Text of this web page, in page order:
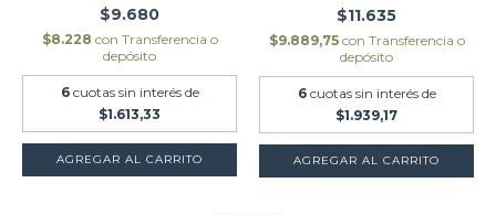
$9.680
$8.228 con Transferencia o
depósito
6 cuotas sin interés de
$1.613,33
AGREGAR AL CARRITO
$11.635
$9.889,75 con Transferencia o
depósito
6 cuotas sin interés de
$1.939,17
AGREGAR AL CARRITO